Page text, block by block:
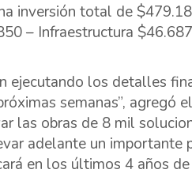
inversión total de
– Infraestructura
ejecutando los detalles
semanas”, agregó
las obras de 8 mil
adelante un importante
en los últimos 4 años